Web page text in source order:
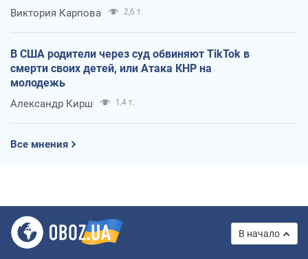
Виктория Карпова 2,6 т.
В США родители через суд обвиняют TikTok в
смерти своих детей, или Атака КНР на
молодежь
Александр Кирш 1,4 т.
Все мнения
В начало